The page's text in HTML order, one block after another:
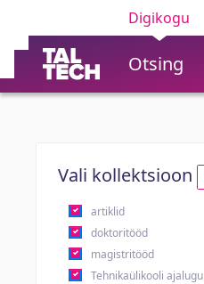
Digikogu
Otsing
Vali kollektsioon
artiklid
doktoritööd
magistritööd
Tehnikaülikooli ajalugu